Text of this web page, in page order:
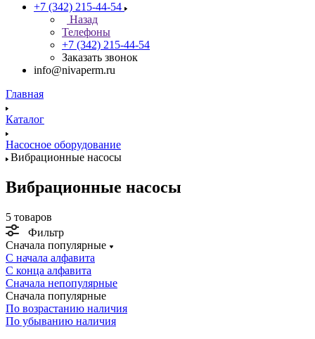
+7 (342) 215-44-54
Назад
Телефоны
+7 (342) 215-44-54
Заказать звонок
info@nivaperm.ru
Главная
Каталог
Насосное оборудование
Вибрационные насосы
Вибрационные насосы
5 товаров
Фильтр
Сначала популярные
С начала алфавита
С конца алфавита
Сначала непопулярные
Сначала популярные
По возрастанию наличия
По убыванию наличия